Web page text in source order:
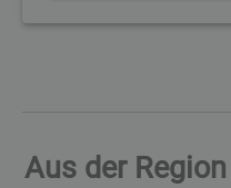
Aus der